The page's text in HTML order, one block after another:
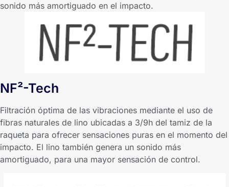
sonido más amortiguado en el impacto.
NF²-Tech
Filtración óptima de las vibraciones mediante el uso de
fibras naturales de lino ubicadas a 3/9h del tamiz de la
raqueta para ofrecer sensaciones puras en el momento del
impacto. El lino también genera un sonido más
amortiguado, para una mayor sensación de control.